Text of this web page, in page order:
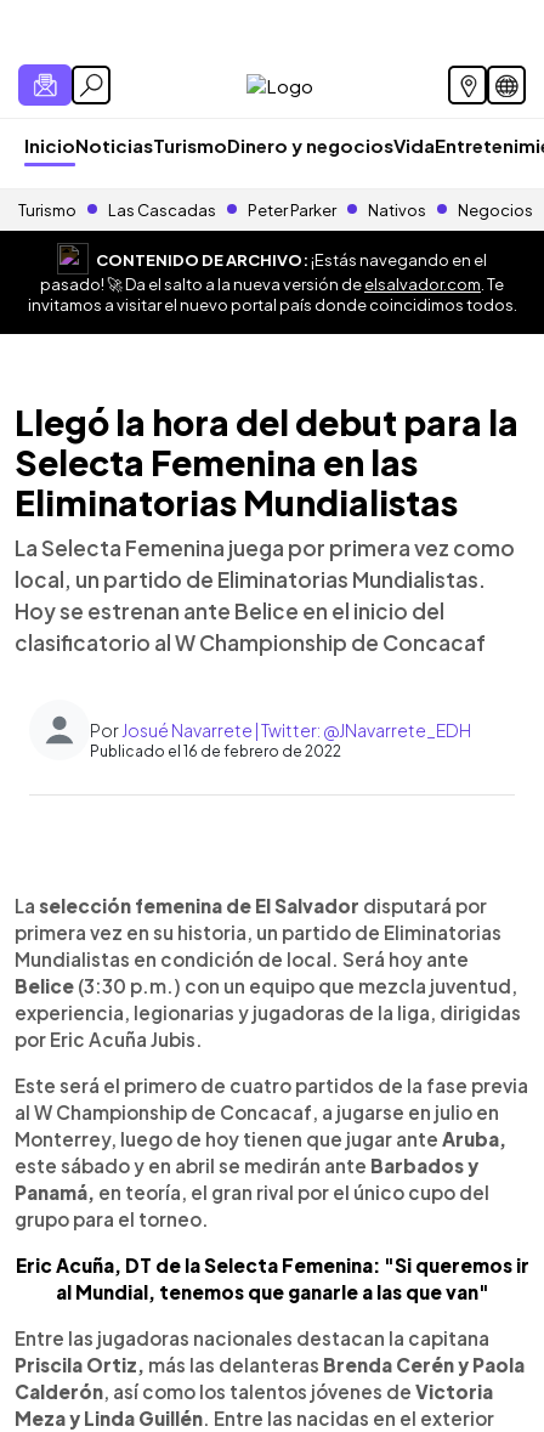
InicioNoticiasTurismoDinero y negociosVida
Turismo Las Cascadas Peter Parker Nativos Negocios
CONTENIDO DE ARCHIVO:¡Estás navegando en el
pasado! 🚀 Da el salto a la nueva versión deelsalvador.com . Te
invitamos a visitar el nuevo portal país donde coincidimos todos.
Llegó la hora del debut para la
Selecta Femenina en las
Eliminatorias Mundialistas
La Selecta Femenina juega por primera vez como
local, un partido de Eliminatorias Mundialistas.
Hoy se estrenan ante Belice en el inicio del
clasificatorio al W Championship de Concacaf
Por Josué Navarrete | Twitter: @JNavarrete_EDH
Publicado el 16 de febrero de 2022
Escuchar artículo
La selección femenina de El Salvador disputará por
primera vez en su historia, un partido de Eliminatorias
Mundialistas en condición de local. Será hoy ante
Belice (3:30 p.m.) con un equipo que mezcla juventud,
experiencia, legionarias y jugadoras de la liga, dirigidas
por Eric Acuña Jubis.
Este será el primero de cuatro partidos de la fase previa
al W Championship de Concacaf, a jugarse en julio en
Monterrey, luego de hoy tienen que jugar ante Aruba,
este sábado y en abril se medirán ante Barbados y
Panamá, en teoría, el gran rival por el único cupo del
grupo para el torneo.
Eric Acuña, DT de la Selecta Femenina: "Si queremos ir
al Mundial, tenemos que ganarle a las que van"
Entre las jugadoras nacionales destacan la capitana
Priscila Ortiz, más las delanteras Brenda Cerén y Paola
Calderón, así como los talentos jóvenes de Victoria
Meza y Linda Guillén. Entre las nacidas en el exterior